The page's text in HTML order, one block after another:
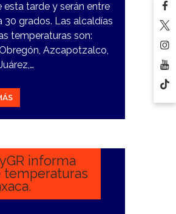
esta tarde y serán entre
30 grados. Las alcaldías
temperaturas son:
Azcapotzalco,
informa
temperaturas